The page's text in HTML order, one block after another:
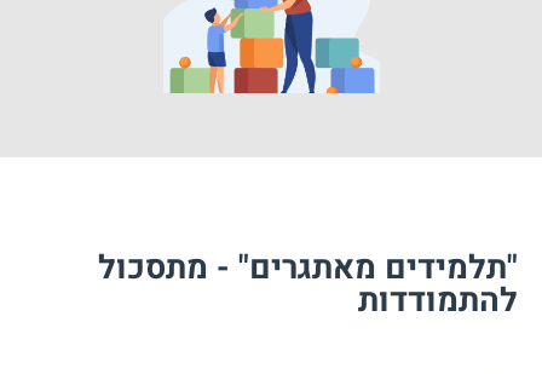
"תלמידים מאתגרים" - מתסכול
להתמודדות